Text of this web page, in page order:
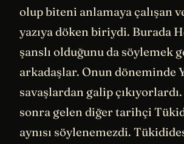
olup biteni anlamaya çalışan
yazıya döken biriydi. Burada
şanslı olduğunu da söylemek
arkadaşlar. Onun döneminde
savaşlardan galip
sonra gelen diğer tarihçi
aynısı söylenemezdi.